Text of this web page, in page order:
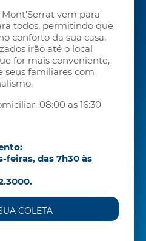
vem para
todos, permitindo que
conforto da sua casa.
irão até o local
for mais conveniente,
seus familiares com
08:00 as 16:30
feiras, das 7h30 às
COLETA